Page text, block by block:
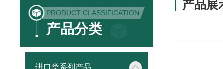
PRODUCT CLASSIFICATION
产品分类
进口类系列产品
产品展